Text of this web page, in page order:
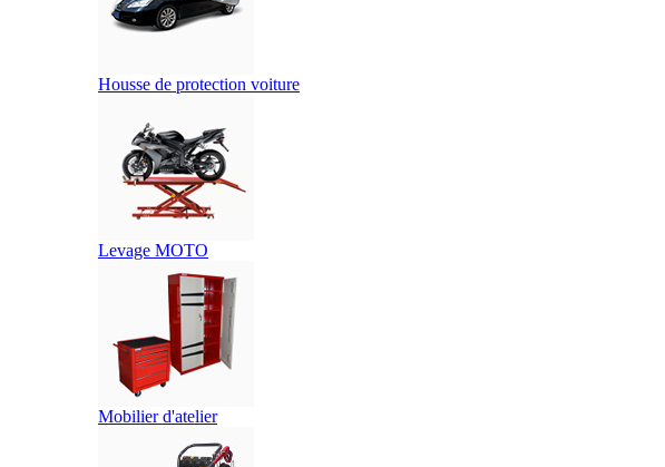
Housse de protection voiture
Levage MOTO
Mobilier d'atelier